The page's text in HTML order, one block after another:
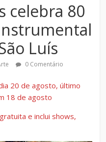
celebra 80
Luís
0 Comentário
20 de agosto, último
18 de agosto
e inclui shows,